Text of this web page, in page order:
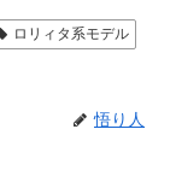
ロリィタ系モデル
悟り人